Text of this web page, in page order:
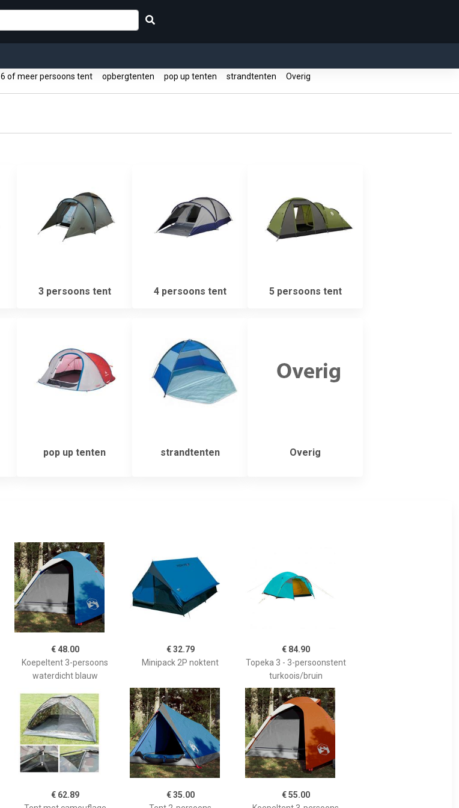
6 of meer persoons tent opbergtenten pop up tenten strandtenten Overig
3 persoons tent 4 persoons tent 5 persoons tent
pop up tenten strandtenten Overig
€ 48.00
Koepeltent 3-persoons
waterdicht blauw
€ 32.79
Minipack 2P noktent
€ 84.90
Topeka 3 - 3-persoonstent
turkoois/bruin
€ 62.89
€ 35.00
€ 55.00